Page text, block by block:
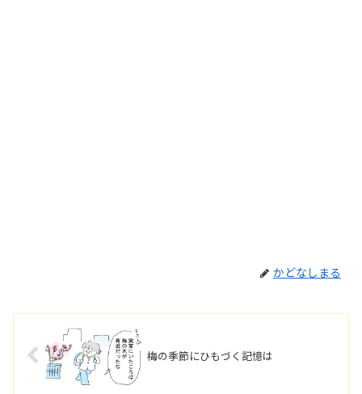
かどなしまる
梅の季節にひもづく記憶は